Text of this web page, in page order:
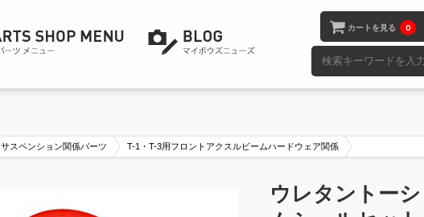
カートを見る 0
サスペンション関係パーツ T-1・T-3用フロントアクスルビームハードウェア関係
ウレタントー